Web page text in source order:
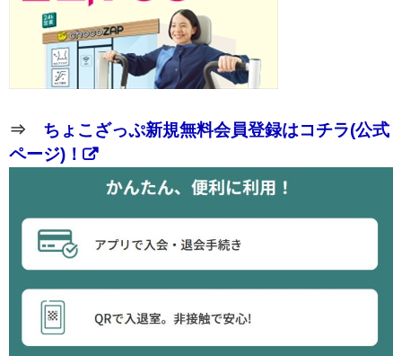
⇒ ちょこざっぷ新規無料会員登録はコチラ(公式
ページ)！